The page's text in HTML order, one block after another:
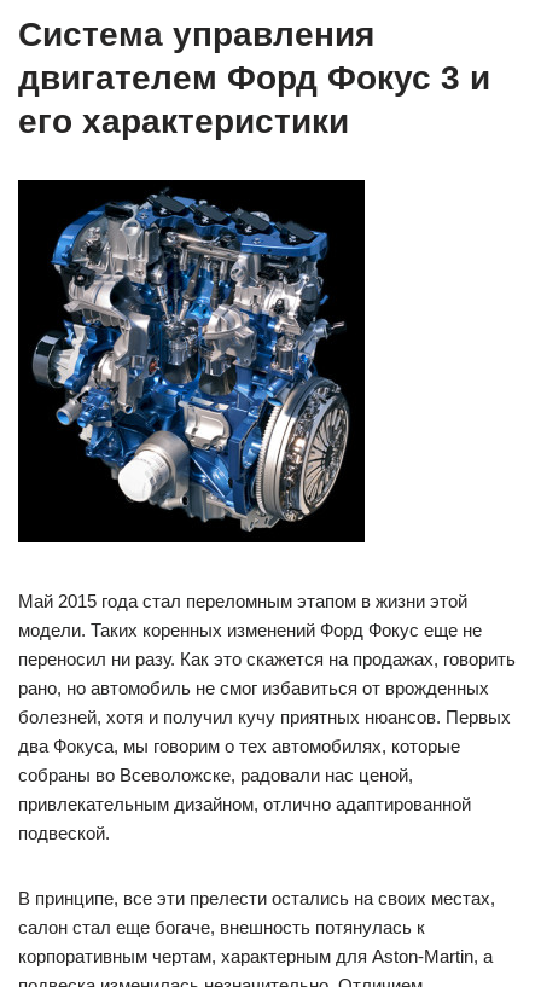
Система управления
двигателем Форд Фокус 3 и
его характеристики
Май 2015 года стал переломным этапом в жизни этой
модели. Таких коренных изменений Форд Фокус еще не
переносил ни разу. Как это скажется на продажах, говорить
рано, но автомобиль не смог избавиться от врожденных
болезней, хотя и получил кучу приятных нюансов. Первых
два Фокуса, мы говорим о тех автомобилях, которые
собраны во Всеволожске, радовали нас ценой,
привлекательным дизайном, отлично адаптированной
подвеской.
В принципе, все эти прелести остались на своих местах,
салон стал еще богаче, внешность потянулась к
корпоративным чертам, характерным для Aston-Martin, а